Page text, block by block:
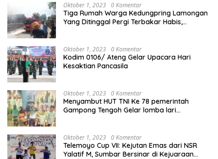
Oktober 1, 2023 0 Komentar
Tiga Rumah Warga Kedungpring Lamongan
Yang Ditinggal Pergi Terbakar Habis,
Oktober 1, 2023 0 Komentar
Kodim 0106/ Ateng Gelar Upacara Hari
Kesaktian Pancasila
Oktober 1, 2023 0 Komentar
Menyambut HUT TNI Ke 78 pemerintah
Gampong Tengoh Gelar lomba lari
Oktober 1, 2023 0 Komentar
Telemoyo Cup VII: Kejutan Emas dari NSR
Yalatif M, Sumbar Bersinar di Kejuaraan